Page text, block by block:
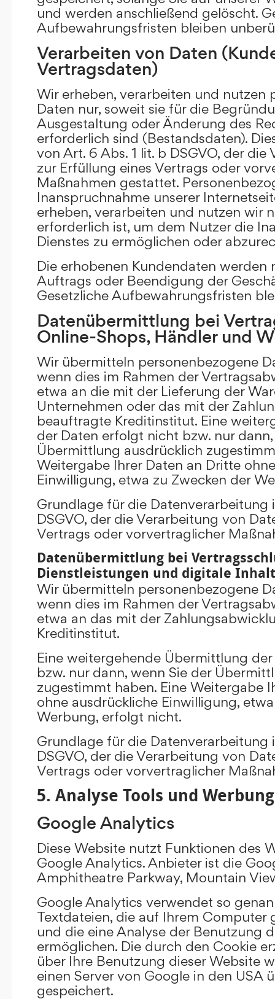
und werden anschließend gelöscht.
Aufbewahrungsfristen bleiben
Verarbeiten von Daten
Vertragsdaten)
Wir erheben, verarbeiten und nutzen
Daten nur, soweit sie für die
Ausgestaltung oder Änderung des
erforderlich sind (Bestandsdaten).
von Art. 6 Abs. 1 lit. b DSGVO, der
zur Erfüllung eines Vertrags oder
Maßnahmen gestattet.
Inanspruchnahme unserer
erheben, verarbeiten und nutzen wir
erforderlich ist, um dem Nutzer die
Dienstes zu ermöglichen oder
Die erhobenen Kundendaten werden
Auftrags oder Beendigung der
Gesetzliche Aufbewahrungsfristen
Datenübermittlung bei
Online-Shops, Händler und
Wir übermitteln personenbezogene
wenn dies im Rahmen der
etwa an die mit der Lieferung der
Unternehmen oder das mit der
beauftragte Kreditinstitut. Eine
der Daten erfolgt nicht bzw. nur
Übermittlung ausdrücklich
Weitergabe Ihrer Daten an Dritte
Einwilligung, etwa zu Zwecken der
Grundlage für die Datenverarbeitung
DSGVO, der die Verarbeitung von
Vertrags oder vorvertraglicher
Datenübermittlung bei
Dienstleistungen und digitale
Wir übermitteln personenbezogene
wenn dies im Rahmen der
etwa an das mit der
Kreditinstitut.
Eine weitergehende Übermittlung
bzw. nur dann, wenn Sie der
zugestimmt haben. Eine Weitergabe
ohne ausdrückliche Einwilligung,
Werbung, erfolgt nicht.
Grundlage für die Datenverarbeitung
DSGVO, der die Verarbeitung von
Vertrags oder vorvertraglicher
5. Analyse Tools und Werbung
Google Analytics
Diese Website nutzt Funktionen des
Google Analytics. Anbieter ist die
Amphitheatre Parkway, Mountain
Google Analytics verwendet so
Textdateien, die auf Ihrem Computer
und die eine Analyse der Benutzung
ermöglichen. Die durch den Cookie
über Ihre Benutzung dieser Website
einen Server von Google in den USA
gespeichert.